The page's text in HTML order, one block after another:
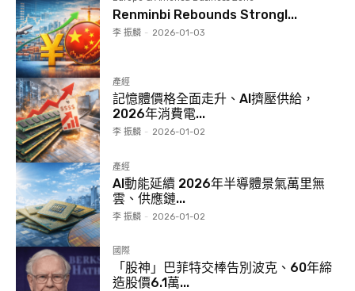
Renminbi Rebounds Strongl...
李 振麟 - 2026-01-03
產經
記憶體價格全面走升、AI擠壓供給，
2026年消費電...
李 振麟 - 2026-01-02
產經
AI動能延續 2026年半導體景氣萬里無
雲、供應鏈...
李 振麟 - 2026-01-02
國際
「股神」巴菲特交棒告別波克、60年締
造股價6.1萬...